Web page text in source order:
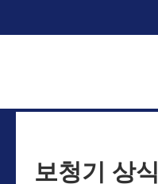
보청기 상식